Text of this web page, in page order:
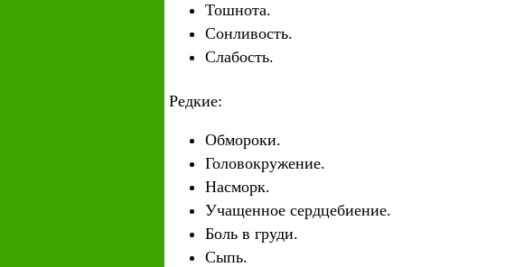
Тошнота.
Сонливость.
Слабость.
Редкие:
Обмороки.
Головокружение.
Насморк.
Учащенное сердцебиение.
Боль в груди.
Сыпь.